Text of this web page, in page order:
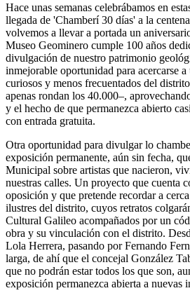
Hace unas semanas celebrábamos en
llegada de 'Chamberí 30 días' a la
volvemos a llevar a portada un
Museo Geominero cumple 100 años
divulgación de nuestro patrimonio
inmejorable oportunidad para acercarse a
curiosos y menos frecuentados del
apenas rondan los 40.000–,
y el hecho de que permanezca abierto
con entrada gratuita.
Otra oportunidad para divulgar lo
exposición permanente, aún sin fecha,
Municipal sobre artistas que nacieron,
nuestras calles. Un proyecto que cuenta
oposición y que pretende recordar a
ilustres del distrito, cuyos retratos
Cultural Galileo acompañados por un
obra y su vinculación con el distrito.
Lola Herrera, pasando por Fernando
larga, de ahí que el concejal González
que no podrán estar todos los que son,
exposición permanezca abierta a nuevas